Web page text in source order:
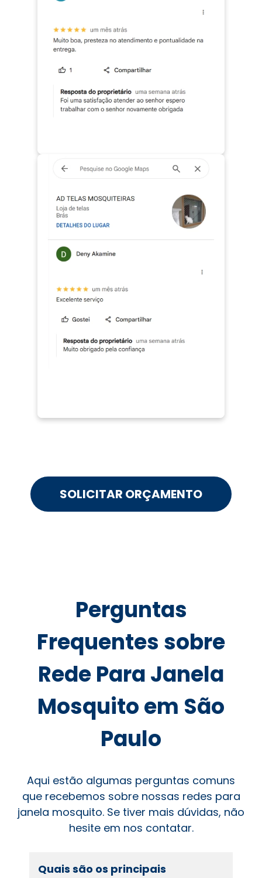
SOLICITAR ORÇAMENTO
Perguntas
Frequentes sobre
Rede Para Janela
Mosquito em São
Paulo
Aqui estão algumas perguntas comuns
que recebemos sobre nossas redes para
janela mosquito. Se tiver mais dúvidas, não
hesite em nos contatar.
Quais são os principais